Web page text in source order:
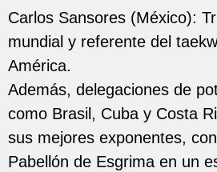
Carlos Sansores (México):
mundial y referente del
América.
Además, delegaciones de
como Brasil, Cuba y Costa
sus mejores exponentes,
Pabellón de Esgrima en un